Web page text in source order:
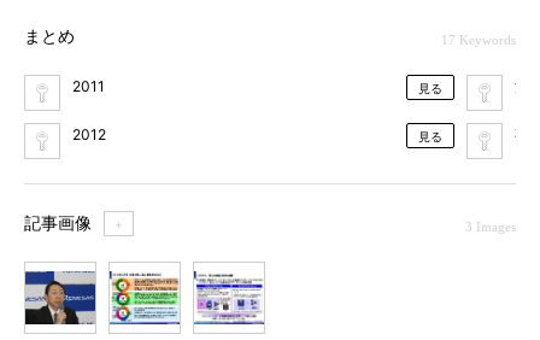
まとめ 17 Keywords
2011 見る
2012 見る
決
事
記事画像 ＋ 3 Images